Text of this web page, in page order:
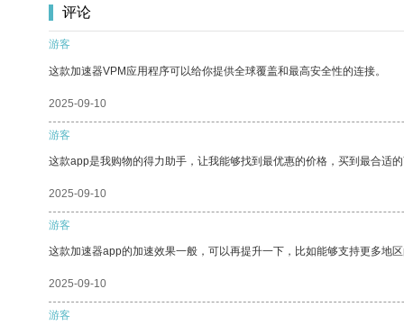
评论
游客
这款加速器VPM应用程序可以给你提供全球覆盖和最高安全性的连接。
2025-09-10
游客
这款app是我购物的得力助手，让我能够找到最优惠的价格，买到最合适
2025-09-10
游客
这款加速器app的加速效果一般，可以再提升一下，比如能够支持更多地
2025-09-10
游客